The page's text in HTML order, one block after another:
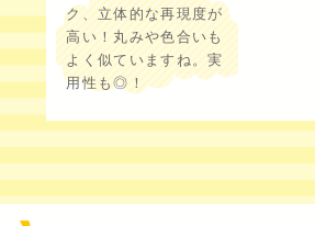
ク、立体的な再現度が
高い！丸みや色合いも
よく似ていますね。実
用性も◎！